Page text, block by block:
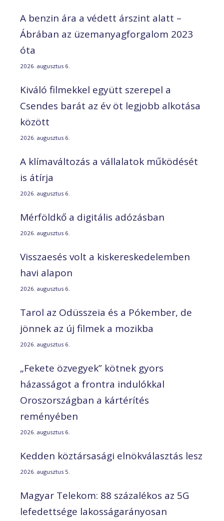
A benzin ára a védett árszint alatt –
Ábrában az üzemanyagforgalom 2023
óta
2026. augusztus 6.
Kiváló filmekkel együtt szerepel a
Csendes barát az év öt legjobb alkotása
között
2026. augusztus 6.
A klímaváltozás a vállalatok működését
is átírja
2026. augusztus 6.
Mérföldkő a digitális adózásban
2026. augusztus 6.
Visszaesés volt a kiskereskedelemben
havi alapon
2026. augusztus 6.
Tarol az Odüsszeia és a Pókember, de
jönnek az új filmek a mozikba
2026. augusztus 6.
„Fekete özvegyek” kötnek gyors
házasságot a frontra indulókkal
Oroszországban a kártérítés
reményében
2026. augusztus 6.
Kedden köztársasági elnökválasztás lesz
2026. augusztus 5.
Magyar Telekom: 88 százalékos az 5G
lefedettsége lakosságarányosan